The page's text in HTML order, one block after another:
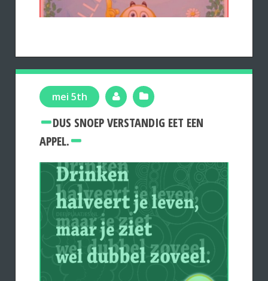
mei 5th
DUS SNOEP VERSTANDIG EET EEN
APPEL.